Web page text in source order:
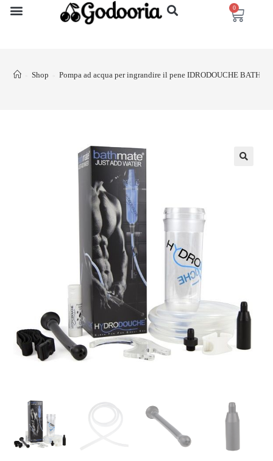
0
> Shop > Pompa ad acqua per ingrandire il pene IDRODOUCHE